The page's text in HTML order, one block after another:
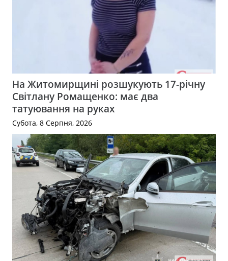
На Житомирщині розшукують 17-річну
Світлану Ромащенко: має два
татуювання на руках
Субота, 8 Серпня, 2026